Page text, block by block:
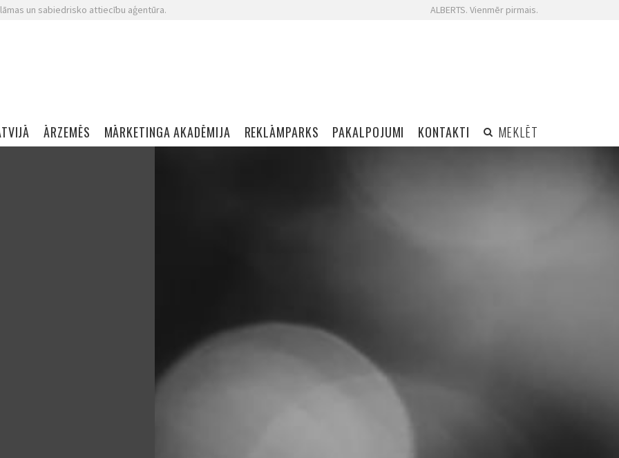
un sabiedrisko attiecību aģentūra. ALBERTS. Vienmēr pirmais.
ĀRZEMĒS MĀRKETINGA AKADĒMIJA REKLĀMPARKS PAKALPOJUMI KONTAKTI MEKLĒT